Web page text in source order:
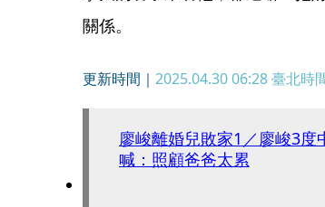
關係。
更新時間｜ 2025.04.30 06:28臺北時
廖峻離婚兒敗家1／廖峻3
喊：照顧爸爸太累